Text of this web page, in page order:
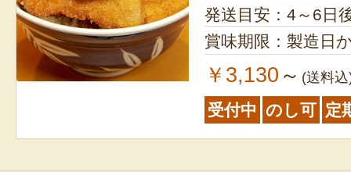
発送目安：4～6日
賞味期限：製造日
￥3,130 ～ (送料
受付中 のし可 定